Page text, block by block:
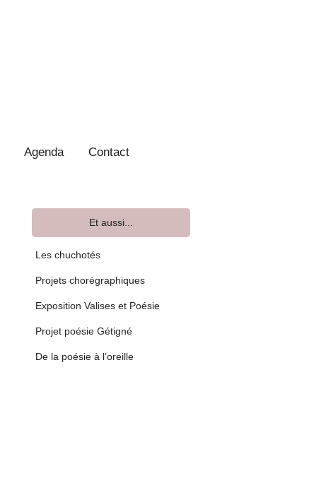
Agenda Contact
Et aussi...
Les chuchotés
Projets chorégraphiques
Exposition Valises et Poésie
Projet poésie Gétigné
De la poésie à l’oreille